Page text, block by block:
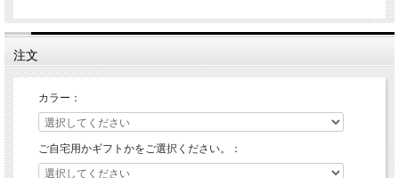
注文
カラー：
ご自宅用かギフトかをご選択ください。：